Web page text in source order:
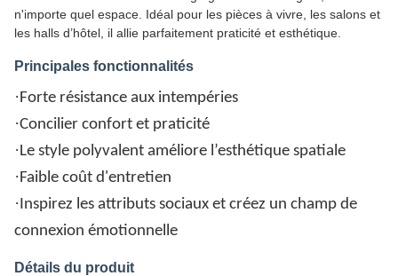
n'importe quel espace. Idéal pour les pièces à vivre, les salons et
les halls d’hôtel, il allie parfaitement praticité et esthétique.
Principales fonctionnalités
·Forte résistance aux intempéries
·Concilier confort et praticité
·Le style polyvalent améliore l’esthétique spatiale
·Faible coût d'entretien
·Inspirez les attributs sociaux et créez un champ de
connexion émotionnelle
Détails du produit